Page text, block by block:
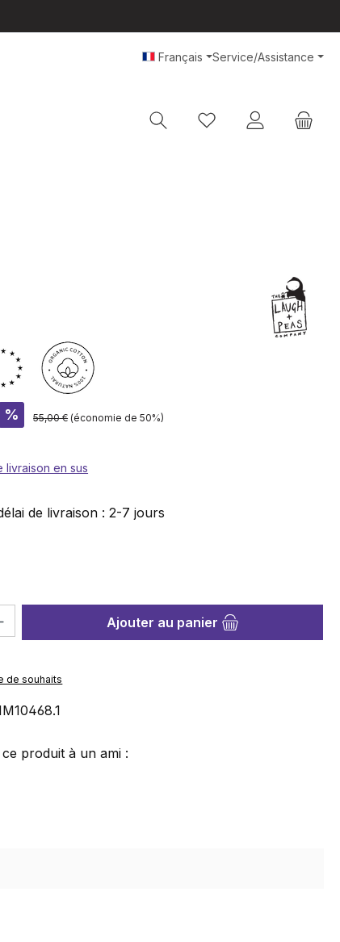
Français Service/Assistance
Vous avez 0 articles
% Prix régulier :
55,00 € (économie de 50%)
livraison en sus
de livraison : 2-7 jours
: Entrez la quantité souhaitée ou utilisez les boutons pour
Ajouter au panier
de souhaits
produit à un ami :